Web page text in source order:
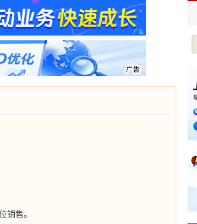
销售。